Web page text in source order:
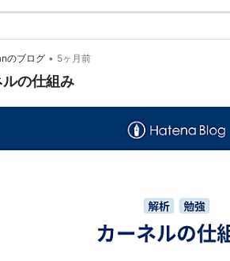
のブログ • 5ヶ月前
ルの仕組み